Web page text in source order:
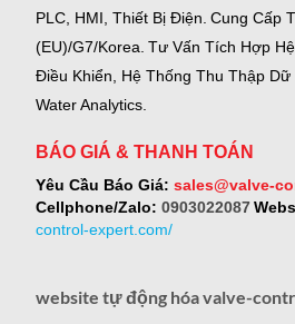
PLC, HMI, Thiết Bị Điện. Cung Cấp
(EU)/G7/Korea. Tư Vấn Tích Hợp
Điều Khiển, Hệ Thống Thu Thập Dữ
Water Analytics.
BÁO GIÁ & THANH TOÁN
Yêu Cầu Báo Giá: sales@valve-
Cellphone/Zalo: 0903022087
control-expert.com/
website tự động hóa valve-